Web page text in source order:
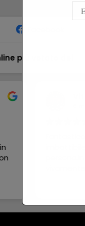
più votato del